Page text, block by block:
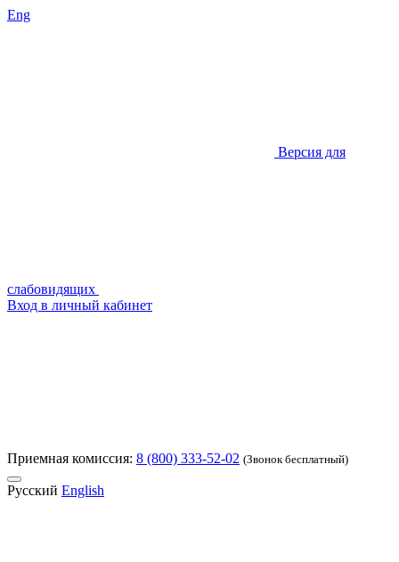
Eng
Версия для
слабовидящих
Вход в личный кабинет
Приемная комиссия: 8 (800) 333-52-02 (Звонок бесплатный)
Русский English